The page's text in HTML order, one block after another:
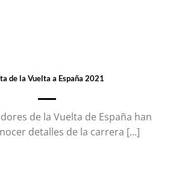
de la Vuelta a España 2021
de la Vuelta de España han
detalles de la carrera [...]